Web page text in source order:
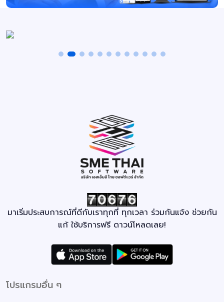
มาเริ่มประสบการณ์ที่ดีกับเราทุกที่ ทุกเวลา ร่วมกันแจ้ง ช่วยกัน
แก้ ใช้บริการฟรี ดาวน์โหลดเลย!
โปรแกรมอื่น ๆ